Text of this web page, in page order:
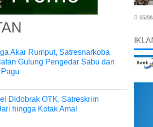
Akar Rumput, Satresnarkoba
Gulung Pengedar Sabu dan
Didobrak OTK, Satreskrim
hingga Kotak Amal
05/